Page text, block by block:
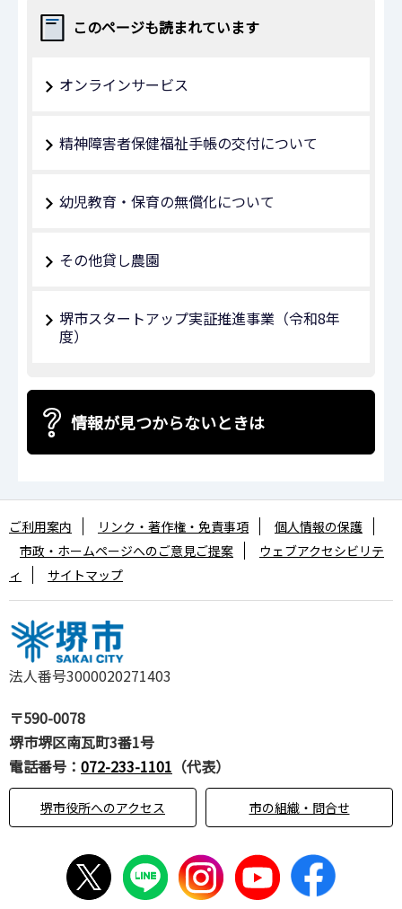
このページも読まれています
オンラインサービス
精神障害者保健福祉手帳の交付について
幼児教育・保育の無償化について
その他貸し農園
堺市スタートアップ実証推進事業（令和8年
度）
情報が見つからないときは
法人番号3000020271403
〒590-0078
堺市堺区南瓦町3番1号
電話番号： 072-233-1101 （代表）
堺市役所へのアクセス 市の組織・問合せ
ご利用案内 リンク・著作権・免責事項
個人情報の保護
市政・ホームページへのご意見ご提案
ウェブアクセシビリテ
ィ
サイトマップ